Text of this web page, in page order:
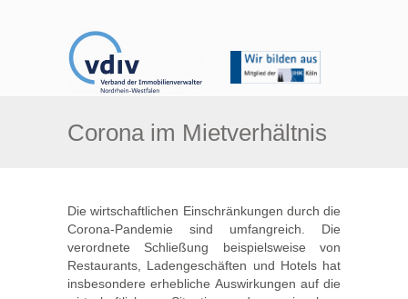
Corona im Mietverhältnis
Die wirtschaftlichen Einschränkungen durch die
Corona-Pandemie sind umfangreich. Die
verordnete Schließung beispielsweise von
Restaurants, Ladengeschäften und Hotels hat
insbesondere erhebliche Auswirkungen auf die